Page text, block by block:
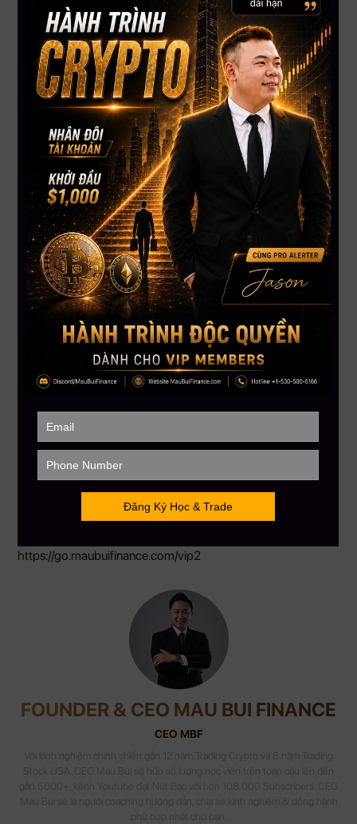
Xây Dựng Tư Duy Giao Dịch Có Chọn Lọc Cùng VIP GOLD
VIP GOLD không hướng đến việc giao dịch bằng mọi giá.
Chương trình tập trung hỗ trợ New Member xây dựng tư duy
giao dịch có chọn lọc hơn, biết quan sát thị trường và cân
nhắc kỹ trước mỗi quyết định.
Khi tham gia VIP GOLD, thành viên có thể theo dõi:
Tín hiệu Crypto và Stocks
Các buổi Live Trading
Market News cập nhật theo diễn biến thị trường
Cộng đồng VIP Trader cùng trao đổi và học hỏi kinh nghiệm
Mục tiêu không phải là chạy theo số lượng lệnh, mà là từng
bước nâng cao khả năng phân tích, kiểm soát tâm lý và lựa
chọn cơ hội phù hợp hơn với chiến lược cá nhân.
Chỉ 15 Slots New Member Trong Tháng 6
Số lượng New Member trong tháng 6 được giới hạn ở 15
slots.
Đây là cơ hội để tham gia cộng đồng VIP Trader, theo dõi tín
hiệu Crypto và Stocks, cập nhật Market News và tiếp cận các
buổi Live Trading trong một môi trường tập trung vào tư duy
giao dịch kỷ luật.
giữ chỗ
——————–
MAU BUI FINANCE – Với sứ mệnh giúp hàng triệu người Việt
toàn cầu hiểu biết hơn về đầu tư tài chánh
MauBuiFinance.com
https://go.maubuifinance.com/vip2
FOUNDER & CEO MAU BUI FINANCE
CEO MBF
Với kinh nghiệm chinh chiến gần 12 năm Trading Crypto và 8 năm Trading
Stock USA. CEO Mau Bui sở hữu số lượng học viên trên toàn cầu lên đến
gần 5000+, kênh Youtube đạt Nút Bạc với hơn 108,000 Subscribers. CEO
Mau Bui sẽ là người coaching hướng dẫn, chia sẻ kinh nghiệm & đồng hành
phù hợp nhất cho bạn.